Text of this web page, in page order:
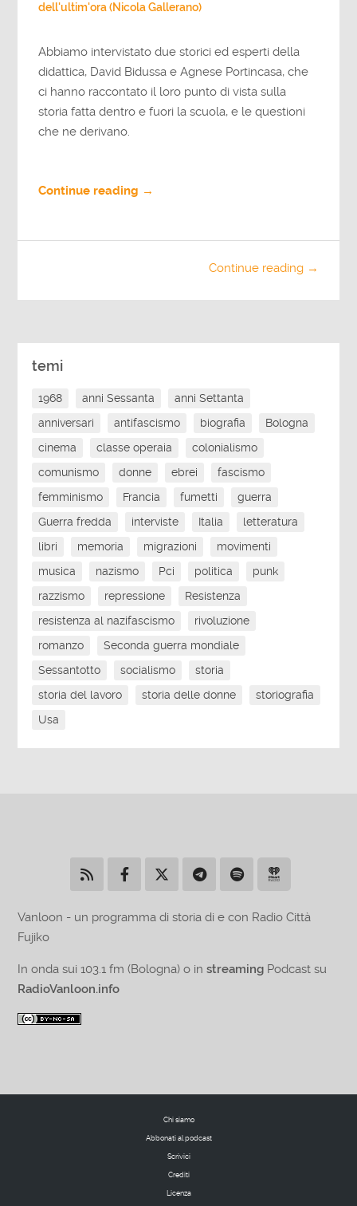
dell'ultim'ora (Nicola Gallerano)
Abbiamo intervistato due storici ed esperti della
didattica, David Bidussa e Agnese Portincasa, che
ci hanno raccontato il loro punto di vista sulla
storia fatta dentro e fuori la scuola, e le questioni
che ne derivano.
Continue reading →
Continue reading →
temi
1968 anni Sessanta
anni Settanta
anniversari
antifascismo biografia
Bologna
cinema
classe operaia
colonialismo
comunismo
donne ebrei
fascismo
femminismo
Francia fumetti
guerra
Guerra fredda
interviste Italia
letteratura
libri
memoria migrazioni
movimenti
musica
nazismo Pci politica
punk
razzismo
repressione
Resistenza
resistenza al nazifascismo
rivoluzione
romanzo
Seconda guerra mondiale
Sessantotto
socialismo
storia
storia del lavoro
storia delle donne
storiografia
Usa
Vanloon - un programma di storia di e con Radio Città
Fujiko
In onda sui 103.1 fm (Bologna) o instreaming Podcast su
RadioVanloon.info
Chi siamo
Abbonati al podcast
Scrivici
Crediti
Licenza